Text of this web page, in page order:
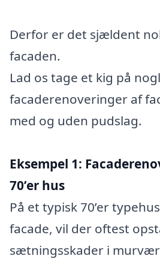
Derfor er det sjældent
facaden.
Lad os tage et kig på
facaderenoveringer af
med og uden pudslag.
Eksempel 1:
70’er hus
På et typisk 70’er
facade, vil der oftest
sætningsskader i